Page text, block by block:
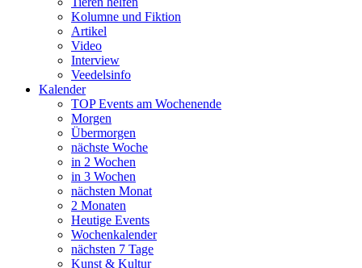
Kolumne und Fiktion
Artikel
Video
Interview
Veedelsinfo
Kalender
TOP Events am Wochenende
Morgen
Übermorgen
nächste Woche
in 2 Wochen
in 3 Wochen
nächsten Monat
2 Monaten
Heutige Events
Wochenkalender
nächsten 7 Tage
Kunst & Kultur